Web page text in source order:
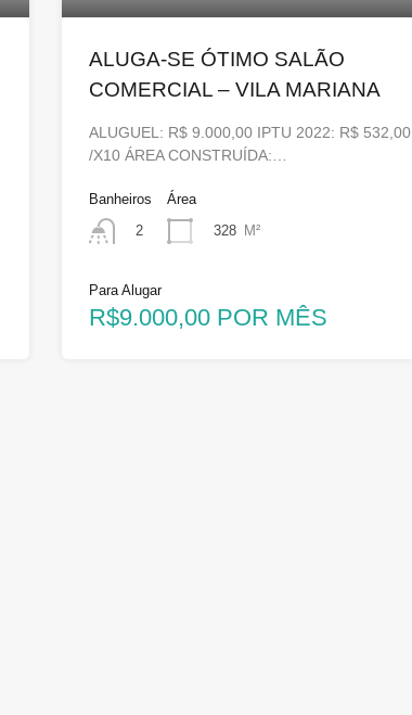
ALUGA-SE ÓTIMO SALÃO
COMERCIAL – VILA MARIANA
ALUGUEL: R$ 9.000,00 IPTU 2022: R$ 532,00
/X10 ÁREA CONSTRUÍDA:…
Banheiros
2
Área
328
M²
Para Alugar
R$9.000,00 POR MÊS